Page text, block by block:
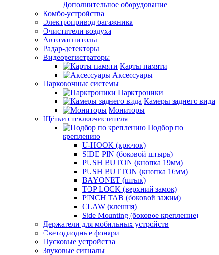
Дополнительное оборудование
Комбо-устройства
Электропривод багажника
Очистители воздуха
Автомагнитолы
Радар-детекторы
Видеорегистраторы
Карты памяти
Аксессуары
Парковочные системы
Парктроники
Камеры заднего вида
Мониторы
Щётки стеклоочистителя
Подбор по
креплению
U-HOOK (крючок)
SIDE PIN (боковой штырь)
PUSH BUTON (кнопка 19мм)
PUSH BUTTON (кнопка 16мм)
BAYONET (штык)
TOP LOCK (верхний замок)
PINCH TAB (боковой зажим)
CLAW (клешня)
Side Mounting (боковое крепление)
Держатели для мобильных устройств
Светодиодные фонари
Пусковые устройства
Звуковые сигналы